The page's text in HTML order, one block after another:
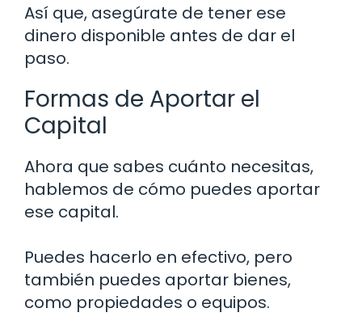
Así que, asegúrate de tener ese
dinero disponible antes de dar el
paso.
Formas de Aportar el
Capital
Ahora que sabes cuánto necesitas,
hablemos de cómo puedes aportar
ese capital.
Puedes hacerlo en efectivo, pero
también puedes aportar bienes,
como propiedades o equipos.